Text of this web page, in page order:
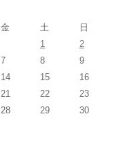
金 土
日
1
2
7 8
9
14 15
16
21 22
23
28 29
30